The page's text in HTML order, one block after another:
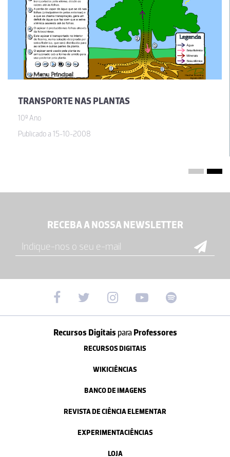
TRANSPORTE NAS PLANTAS
10º Ano
Publicado a 15-10-2008
RECEBA A NOSSA NEWSLETTER
Recursos Digitais paraProfessores
RECURSOS DIGITAIS
WIKICIÊNCIAS
BANCO DE IMAGENS
REVISTA DE CIÊNCIA ELEMENTAR
EXPERIMENTACIÊNCIAS
LOJA